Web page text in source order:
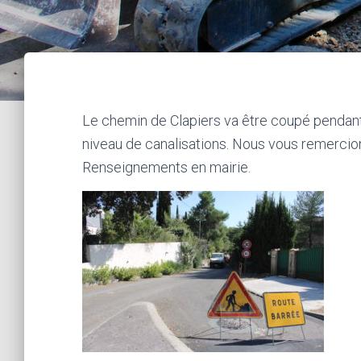
Le chemin de Clapiers va être coupé
niveau de canalisations. Nous vous
Renseignements en mairie.